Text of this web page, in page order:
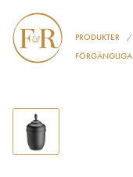
PRODUKTER
FÖRGÄNGLIGA